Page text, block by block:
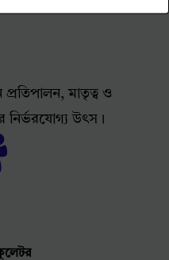
প্রতিপালন, মাতৃত্ব ও
নির্ভরযোগ্য উৎস।